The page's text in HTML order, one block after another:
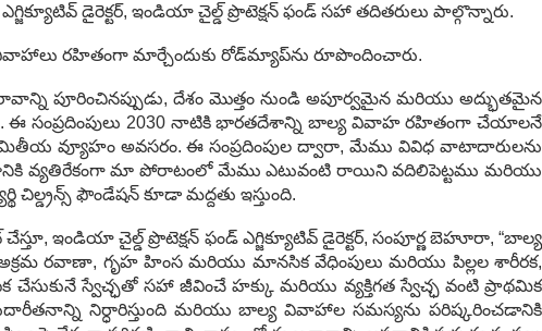
డైరెక్టర్, ఇండియా చైల్డ్ ప్రొటెక్షన్ ఫండ్ సహా తదితరులు పాల్గొన్నారు.
రహితంగా మార్చేందుకు రోడ్‌మ్యాప్‌ను రూపొందించారు.
పూరించినప్పుడు, దేశం మొత్తం నుండి అపూర్వమైన మరియు అద్భుతమైన
ఈ సంప్రదింపులు 2030 నాటికి భారతదేశాన్ని బాల్య వివాహ రహితంగా చేయాలనే
వ్యూహం అవసరం. ఈ సంప్రదింపుల ద్వారా, మేము వివిధ వాటాదారులను
వ్యతిరేకంగా మా పోరాటంలో మేము ఎటువంటి రాయిని వదిలిపెట్టము మరియు
ఫౌండేషన్ కూడా మద్దతు ఇస్తుంది.
చైల్డ్ ప్రొటెక్షన్ ఫండ్ ఎగ్జిక్యూటివ్ డైరెక్టర్, సంపూర్ణ బెహూరా, “బాల్య
రవాణా, గృహ హింస మరియు మానసిక వేధింపులు మరియు పిల్లల శారీరక,
స్వేచ్ఛతో సహా జీవించే హక్కు మరియు వ్యక్తిగత స్వేచ్ఛ వంటి ప్రాథమిక
నిర్ధారిస్తుంది మరియు బాల్య వివాహాల సమస్యను పరిష్కరించడానికి